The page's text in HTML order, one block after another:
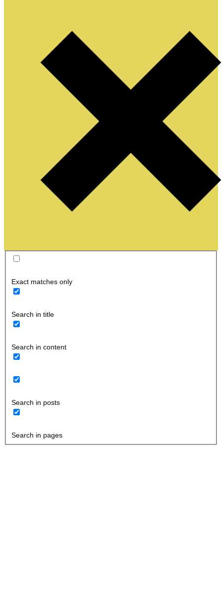
Exact matches only
Search in title
Search in content
Search in posts
Search in pages